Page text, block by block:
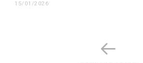
15/01/2026